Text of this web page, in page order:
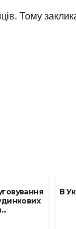
Тому
В